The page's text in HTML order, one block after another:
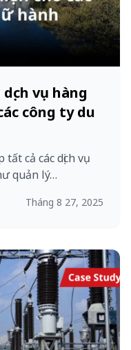
vụ hàng
công ty du
tất cả các dịch vụ
quản lý…
Tháng 8 27, 2025